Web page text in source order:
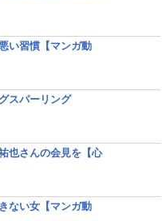
い習慣【マンガ動
スパーリング
也さんの会見を【心
ない女【マンガ動